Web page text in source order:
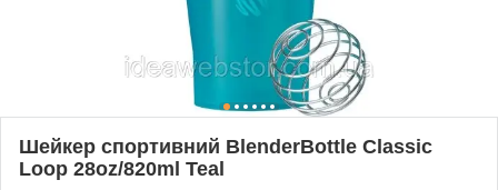
Шейкер спортивний BlenderBottle Classic
Loop 28oz/820ml Teal